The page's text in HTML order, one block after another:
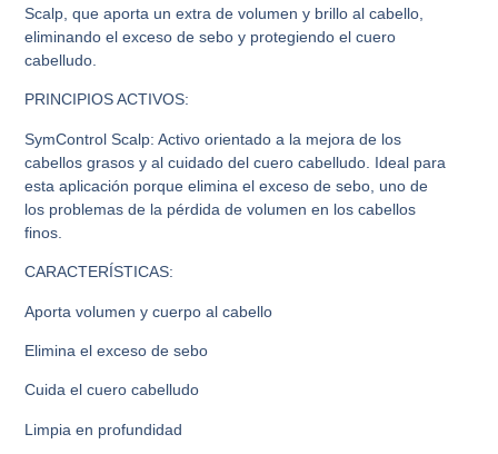
Scalp, que aporta un extra de volumen y brillo al cabello,
eliminando el exceso de sebo y protegiendo el cuero
cabelludo.
PRINCIPIOS ACTIVOS:
SymControl Scalp: Activo orientado a la mejora de los
cabellos grasos y al cuidado del cuero cabelludo. Ideal para
esta aplicación porque elimina el exceso de sebo, uno de
los problemas de la pérdida de volumen en los cabellos
finos.
CARACTERÍSTICAS:
Aporta volumen y cuerpo al cabello
Elimina el exceso de sebo
Cuida el cuero cabelludo
Limpia en profundidad